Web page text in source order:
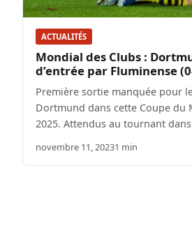
ACTUALITÉS
Mondial des Clubs :
d’entrée par Fluminense
Première sortie manquée pour
Dortmund dans cette Coupe du
2025. Attendus au tournant
novembre 11, 20231 min